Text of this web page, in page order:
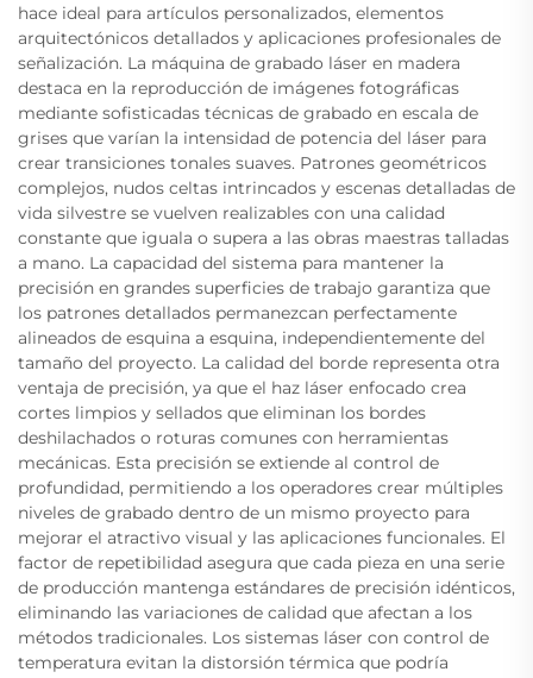
hace ideal para artículos personalizados, elementos
arquitectónicos detallados y aplicaciones profesionales de
señalización. La máquina de grabado láser en madera
destaca en la reproducción de imágenes fotográficas
mediante sofisticadas técnicas de grabado en escala de
grises que varían la intensidad de potencia del láser para
crear transiciones tonales suaves. Patrones geométricos
complejos, nudos celtas intrincados y escenas detalladas de
vida silvestre se vuelven realizables con una calidad
constante que iguala o supera a las obras maestras talladas
a mano. La capacidad del sistema para mantener la
precisión en grandes superficies de trabajo garantiza que
los patrones detallados permanezcan perfectamente
alineados de esquina a esquina, independientemente del
tamaño del proyecto. La calidad del borde representa otra
ventaja de precisión, ya que el haz láser enfocado crea
cortes limpios y sellados que eliminan los bordes
deshilachados o roturas comunes con herramientas
mecánicas. Esta precisión se extiende al control de
profundidad, permitiendo a los operadores crear múltiples
niveles de grabado dentro de un mismo proyecto para
mejorar el atractivo visual y las aplicaciones funcionales. El
factor de repetibilidad asegura que cada pieza en una serie
de producción mantenga estándares de precisión idénticos,
eliminando las variaciones de calidad que afectan a los
métodos tradicionales. Los sistemas láser con control de
temperatura evitan la distorsión térmica que podría